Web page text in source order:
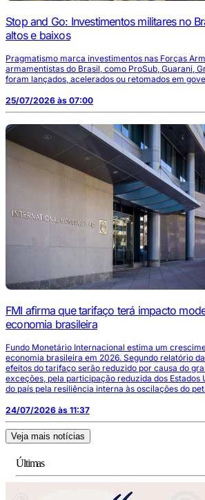
Stop and Go: Investimentos militares no
altos e baixos
Pragmatismo marca investimentos nas Forças
armamentistas do Brasil, como ProSub, Guarani,
foram lançados, acelerados ou retomados em
25/07/2026 às 07:00
FMI afirma que tarifaço terá impacto
economia brasileira
Fundo Monetário Internacional estima um
economia brasileira em 2026. Segundo relatório
efeitos do tarifaço serão reduzido por causa do
exceções, pela participação reduzida dos Estados
do país pela resiliência interna às oscilações do
24/07/2026 às 11:37
Veja mais notícias
Últimas